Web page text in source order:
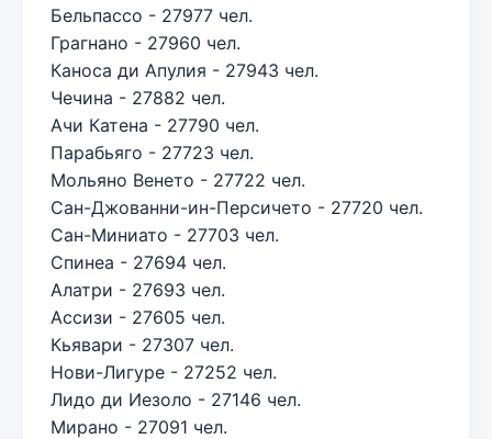
Бельпассо - 27977 чел.
Грагнано - 27960 чел.
Каноса ди Апулия - 27943 чел.
Чечина - 27882 чел.
Ачи Катена - 27790 чел.
Парабьяго - 27723 чел.
Мольяно Венето - 27722 чел.
Сан-Джованни-ин-Персичето - 27720 чел.
Сан-Миниато - 27703 чел.
Спинеа - 27694 чел.
Алатри - 27693 чел.
Ассизи - 27605 чел.
Кьявари - 27307 чел.
Нови-Лигуре - 27252 чел.
Лидо ди Иезоло - 27146 чел.
Мирано - 27091 чел.